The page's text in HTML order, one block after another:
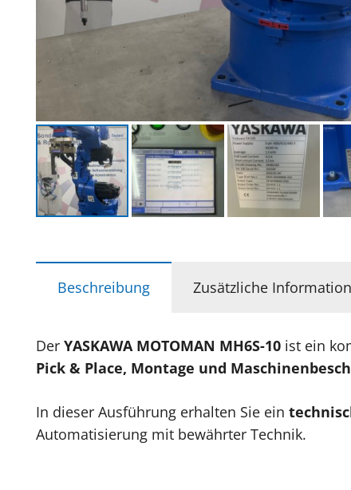
Beschreibung Zusätzliche Information
Der YASKAWA MOTOMAN MH6S-10 ist ein
Pick & Place, Montage und
In dieser Ausführung erhalten Sie ein
Automatisierung mit bewährter Technik.